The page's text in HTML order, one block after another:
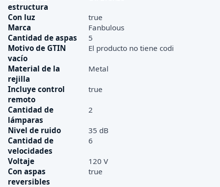
estructura
Con luz
true
Marca
Fanbulous
Cantidad de aspas
5
Motivo de GTIN
vacío
El producto no tiene codi
Material de la
rejilla
Metal
Incluye control
remoto
true
Cantidad de
lámparas
2
Nivel de ruido
35 dB
Cantidad de
velocidades
6
Voltaje
120 V
Con aspas
reversibles
true